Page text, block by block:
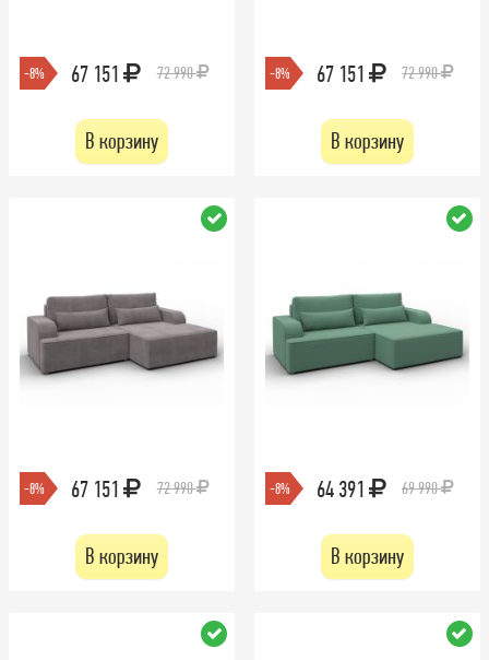
-8% 67 151 72 990
В корзину
-8% 67 151 72 990
В корзину
-8% 67 151 72 990
В корзину
-8% 64 391 69 990
В корзину